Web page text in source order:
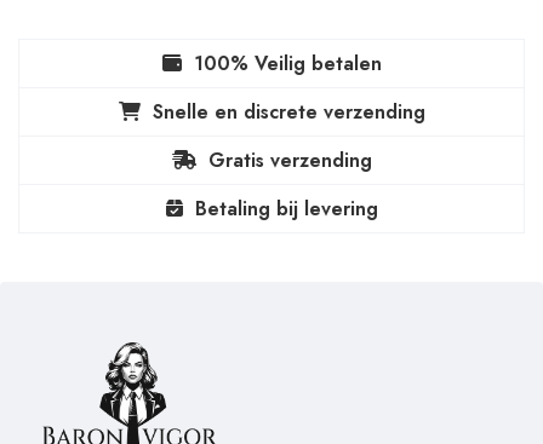
100% Veilig betalen
Snelle en discrete verzending
Gratis verzending
Betaling bij levering